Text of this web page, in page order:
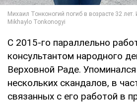
С 2015-го параллельно
консультантом народного
Верховной Раде.
нескольких скандалов, в
связанных с его работой в